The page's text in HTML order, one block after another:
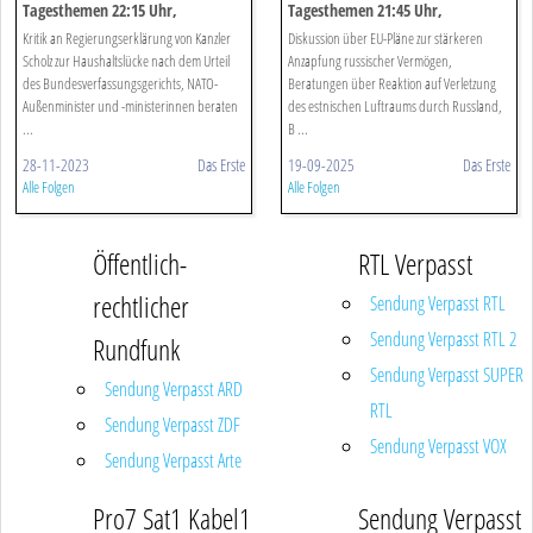
Tagesthemen 22:15 Uhr,
28.11.2023
Kritik an Regierungserklärung von Kanzler
Scholz zur Haushaltslücke nach dem Urteil
des Bundesverfassungsgerichts, NATO-
Außenminister und -ministerinnen beraten
...
28-11-2023 Das Erste
Alle Folgen
Tagesthemen 21:45 Uhr,
19.09.2025
Diskussion über EU-Pläne zur stärkeren
Anzapfung russischer Vermögen,
Beratungen über Reaktion auf Verletzung
des estnischen Luftraums durch Russland,
B ...
19-09-2025 Das Erste
Alle Folgen
Öffentlich-
rechtlicher
Rundfunk
Sendung Verpasst ARD
Sendung Verpasst ZDF
Sendung Verpasst Arte
RTL Verpasst
Sendung Verpasst RTL
Sendung Verpasst RTL 2
Sendung Verpasst SUPER
RTL
Sendung Verpasst VOX
Pro7 Sat1 Kabel1 Sendung Verpasst